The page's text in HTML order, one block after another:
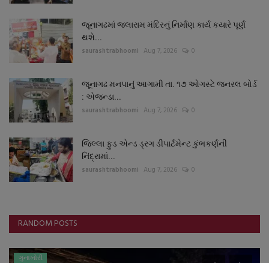
જૂનાગઢમાં જલારામ મંદિરનું નિર્માણ કાર્ય કયારે પૂર્ણ
થશે...
saurashtrabhoomi Aug 7, 2026 0
જૂનાગઢ મનપાનું આગામી તા. ૧૭ ઓગસ્ટે જનરલ બોર્ડ
: એજન્ડા...
saurashtrabhoomi Aug 7, 2026 0
જિલ્લા ફુડ એન્ડ ડ્રગ ડીપાર્ટમેન્ટ કુંભકર્ણની
નિંદ્રામાં...
saurashtrabhoomi Aug 7, 2026 0
RANDOM POSTS
ગુનાખોરી